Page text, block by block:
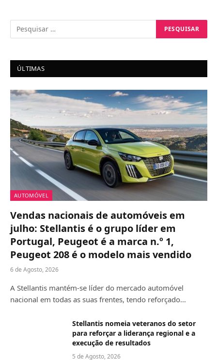
ÚLTIMAS
AUTOMÓVEL
Vendas nacionais de automóveis em
julho: Stellantis é o grupo líder em
Portugal, Peugeot é a marca n.º 1,
Peugeot 208 é o modelo mais vendido
6 de Agosto, 2026
A Stellantis mantém-se líder do mercado automóvel
nacional em todas as suas frentes, tendo reforçado…
Stellantis nomeia veteranos do setor
para reforçar a liderança regional e a
execução de resultados
5 de Agosto, 2026